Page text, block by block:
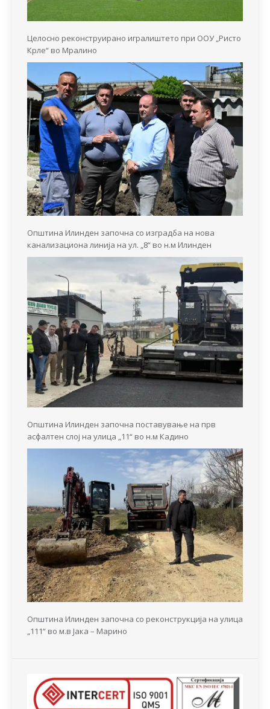
Целосно реконструирано игралиштето при ООУ „Ристо
Крле“ во Мралино
Општина Илинден започна со изградба на нова
канализациона линија на ул. „8“ во н.м Илинден
Општина Илинден започна поставување на прв
асфалтен слој на улица „11“ во н.м Кадино
Општина Илинден започна со реконструкција на улица
„111“ во м.в Јака – Марино